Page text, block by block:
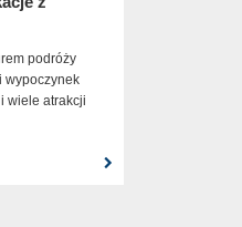
podróży
wypoczynek
wiele atrakcji